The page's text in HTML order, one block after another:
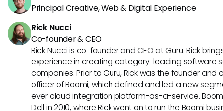
Principal Creative, Web & Digital Experience
Rick Nucci
Co-founder & CEO
Rick Nucci is co-founder and CEO at Guru. Rick
experience in creating category-leading software
companies. Prior to Guru, Rick was the founder and
officer of Boomi, which defined and led a new
ever cloud integration platform-as-a-service.
Dell in 2010, where Rick went on to run the Boomi